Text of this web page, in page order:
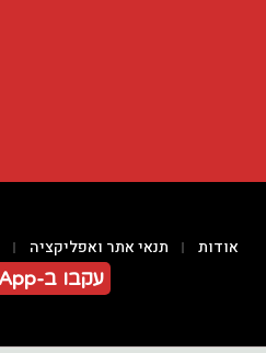
אודות תנאי אתר ואפליקציה
עקבו ב-WhatsApp